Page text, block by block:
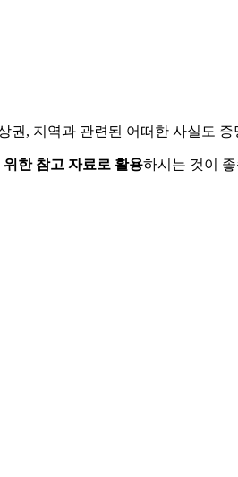
권, 지역과 관련된 어떠한 사실도
위한 참고 자료로 활용하시는 것이